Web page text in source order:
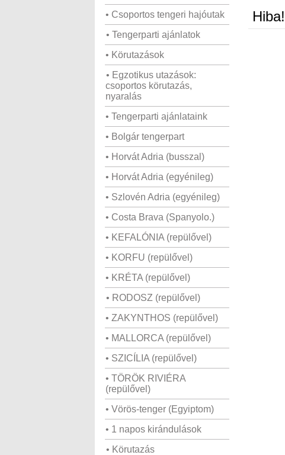
• Csoportos tengeri hajóutak
• Tengerparti ajánlatok
• Körutazások
• Egzotikus utazások:
csoportos körutazás,
nyaralás
• Tengerparti ajánlataink
• Bolgár tengerpart
• Horvát Adria (busszal)
• Horvát Adria (egyénileg)
• Szlovén Adria (egyénileg)
• Costa Brava (Spanyolo.)
• KEFALÓNIA (repülővel)
• KORFU (repülővel)
• KRÉTA (repülővel)
• RODOSZ (repülővel)
• ZAKYNTHOS (repülővel)
• MALLORCA (repülővel)
• SZICÍLIA (repülővel)
• TÖRÖK RIVIÉRA
(repülővel)
• Vörös-tenger (Egyiptom)
• 1 napos kirándulások
• Körutazás
Hiba!